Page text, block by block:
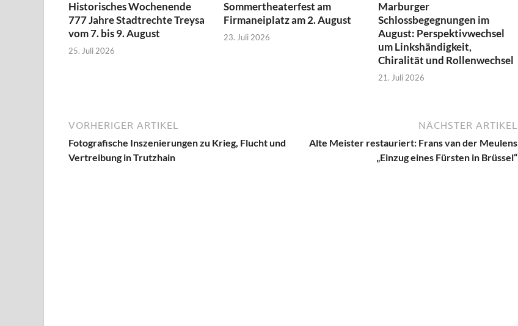
Historisches Wochenende
777 Jahre Stadtrechte Treysa
vom 7. bis 9. August
25. Juli 2026
Sommertheaterfest am
Firmaneiplatz am 2. August
23. Juli 2026
Marburger
Schlossbegegnungen im
August: Perspektivwechsel
um Linkshändigkeit,
Chiralität und Rollenwechsel
21. Juli 2026
VORHERIGER ARTIKEL
Fotografische Inszenierungen zu Krieg, Flucht und
Vertreibung in Trutzhain
NÄCHSTER ARTIKEL
Alte Meister restauriert: Frans van der Meulens
„Einzug eines Fürsten in Brüssel“